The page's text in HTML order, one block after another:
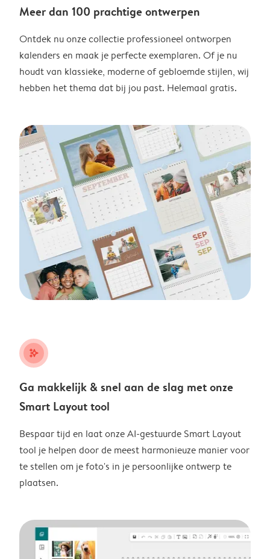
Meer dan 100 prachtige ontwerpen
Ontdek nu onze collectie professioneel ontworpen
kalenders en maak je perfecte exemplaren. Of je nu
houdt van klassieke, moderne of gebloemde stijlen, wij
hebben het thema dat bij jou past. Helemaal gratis.
stars_plus
Ga makkelijk & snel aan de slag met onze
Smart Layout tool
Bespaar tijd en laat onze AI-gestuurde Smart Layout
tool je helpen door de meest harmonieuze manier voor
te stellen om je foto's in je persoonlijke ontwerp te
plaatsen.